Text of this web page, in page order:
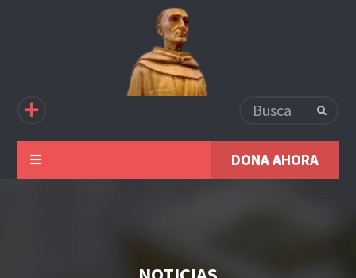
DONA AHORA